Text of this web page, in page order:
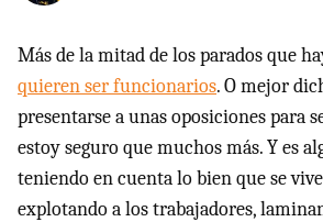
Más de la mitad de los parados que
quieren ser funcionarios. O mejor
presentarse a unas oposiciones para
estoy seguro que muchos más. Y es
teniendo en cuenta lo bien que se
explotando a los trabajadores,